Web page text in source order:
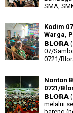
SMA,
Kodim
Warga,
𝗕𝗟𝗢𝗥𝗔 (
07/
0721/
Nonton
0721/
𝗕𝗟𝗢𝗥𝗔 (
melalui